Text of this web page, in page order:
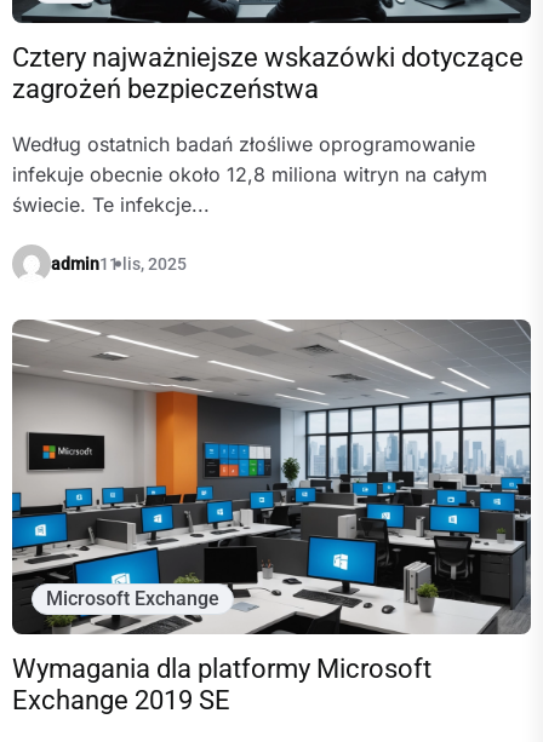
Cztery najważniejsze wskazówki dotyczące
zagrożeń bezpieczeństwa
Według ostatnich badań złośliwe oprogramowanie
infekuje obecnie około 12,8 miliona witryn na całym
świecie. Te infekcje...
admin11 lis, 2025
Microsoft Exchange
Wymagania dla platformy Microsoft
Exchange 2019 SE